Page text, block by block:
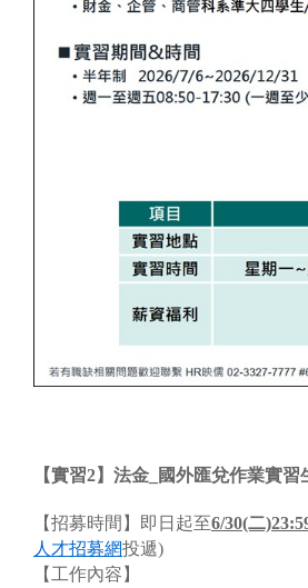
【實習2】法金_國外匯兌作業實
【招募時間】即日起至6/30(二
人才招募網投遞)
【工作內容】